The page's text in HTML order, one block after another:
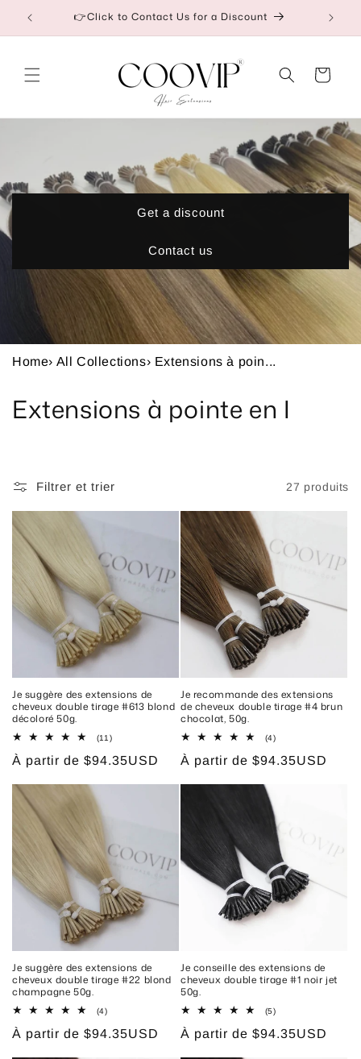
passer Our Factory Prices Are for Wholesale or Retail
Panier
Get a discount
Contact us
Home› All Collections› Extensions à poin...
C
l
e
c
t
i
n
:
Extensions à pointe en I
Filtrer et trier 27 produits
Je suggère des extensions de
cheveux double tirage #613 blond
décoloré 50g.
(11)11
des
Prix
À partir de $94.35USD
Je recommande des extensions
de cheveux double tirage #4 brun
chocolat, 50g.
(4)4
des
Prix
À partir de $94.35USD
Je suggère des extensions de
cheveux double tirage #22 blond
champagne 50g.
(4)4
des
Prix
À partir de $94.35USD
Je conseille des extensions de
cheveux double tirage #1 noir jet
50g.
(5)5
des
Prix
À partir de $94.35USD